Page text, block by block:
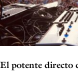
El potente directo